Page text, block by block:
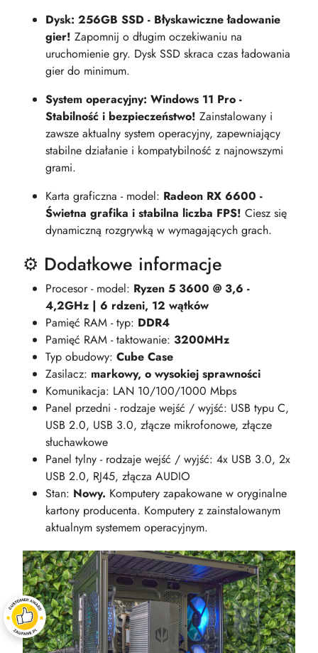
Dysk: 256GB SSD - Błyskawiczne ładowanie
gier! Zapomnij o długim oczekiwaniu na
uruchomienie gry. Dysk SSD skraca czas ładowania
gier do minimum.
System operacyjny: Windows 11 Pro -
Stabilność i bezpieczeństwo! Zainstalowany i
zawsze aktualny system operacyjny, zapewniający
stabilne działanie i kompatybilność z najnowszymi
grami.
Karta graficzna - model: Radeon RX 6600 -
Świetna grafika i stabilna liczba FPS! Ciesz się
dynamiczną rozgrywką w wymagających grach.
⚙️ Dodatkowe informacje
Procesor - model: Ryzen 5 3600 @ 3,6 -
4,2GHz | 6 rdzeni, 12 wątków
Pamięć RAM - typ: DDR4
Pamięć RAM - taktowanie: 3200MHz
Typ obudowy: Cube Case
Zasilacz: markowy, o wysokiej sprawności
Komunikacja: LAN 10/100/1000 Mbps
Panel przedni - rodzaje wejść / wyjść: USB typu C,
USB 2.0, USB 3.0, złącze mikrofonowe, złącze
słuchawkowe
Panel tylny - rodzaje wejść / wyjść: 4x USB 3.0, 2x
USB 2.0, RJ45, złącza AUDIO
Stan: Nowy. Komputery zapakowane w oryginalne
kartony producenta. Komputery z zainstalowanym
aktualnym systemem operacyjnym.